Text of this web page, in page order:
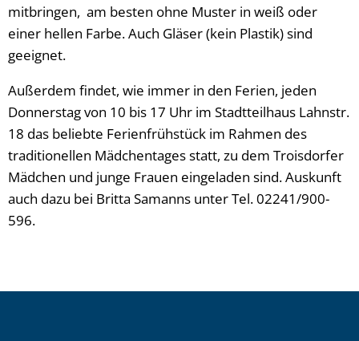
mitbringen, am besten ohne Muster in weiß oder
einer hellen Farbe. Auch Gläser (kein Plastik) sind
geeignet.
Außerdem findet, wie immer in den Ferien, jeden
Donnerstag von 10 bis 17 Uhr im Stadtteilhaus Lahnstr.
18 das beliebte Ferienfrühstück im Rahmen des
traditionellen Mädchentages statt, zu dem Troisdorfer
Mädchen und junge Frauen eingeladen sind. Auskunft
auch dazu bei Britta Samanns unter Tel. 02241/900-
596.